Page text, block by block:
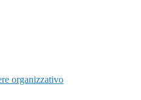
organizzativo